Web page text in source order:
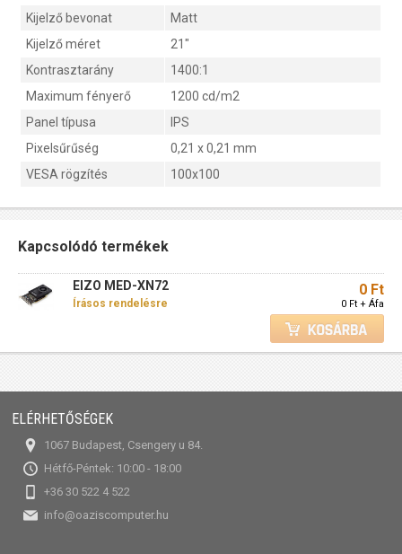
Kijelző bevonat
Matt
Kijelző méret
21"
Kontrasztarány
1400:1
Maximum fényerő
1200 cd/m2
Panel típusa
IPS
Pixelsűrűség
0,21 x 0,21 mm
VESA rögzítés
100x100
Kapcsolódó termékek
EIZO MED-XN72
Írásos rendelésre
0 Ft
0 Ft + Áfa
ELÉRHETŐSÉGEK
1067 Budapest, Csengery u 84.
Hétfő-Péntek: 10:00 - 18:00
+36 30 522 4 522
info@oaziscomputer.hu